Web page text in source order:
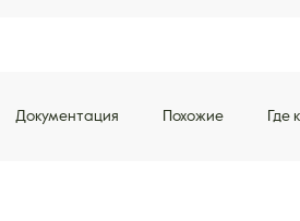
Документация Похожие Где